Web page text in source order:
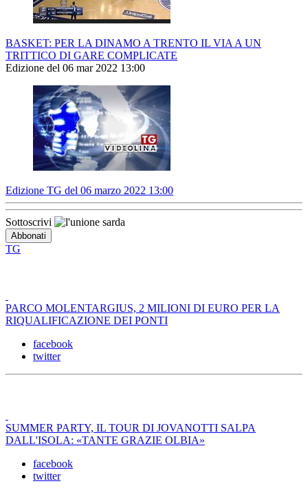
BASKET: PER LA DINAMO A TRENTO IL VIA A UN
TRITTICO DI GARE COMPLICATE
Edizione del 06 mar 2022 13:00
Edizione TG del 06 marzo 2022 13:00
Sottoscrivi
TG
PARCO MOLENTARGIUS, 2 MILIONI DI EURO PER LA
RIQUALIFICAZIONE DEI PONTI
facebook
twitter
SUMMER PARTY, IL TOUR DI JOVANOTTI SALPA
DALL'ISOLA: «TANTE GRAZIE OLBIA»
facebook
twitter